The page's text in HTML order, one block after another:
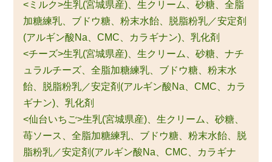
<ミルク>生乳(宮城県産)、生クリーム、砂糖、全脂
加糖練乳、ブドウ糖、粉末水飴、脱脂粉乳／安定剤
(アルギン酸Na、CMC、カラギナン)、乳化剤
<チーズ>生乳(宮城県産)、生クリーム、砂糖、ナチ
ュラルチーズ、全脂加糖練乳、ブドウ糖、粉末水
飴、脱脂粉乳／安定剤(アルギン酸Na、CMC、カラ
ギナン)、乳化剤
<仙台いちご>生乳(宮城県産)、生クリーム、砂糖、
苺ソース、全脂加糖練乳、ブドウ糖、粉末水飴、脱
脂粉乳／安定剤(アルギン酸Na、CMC、カラギナ